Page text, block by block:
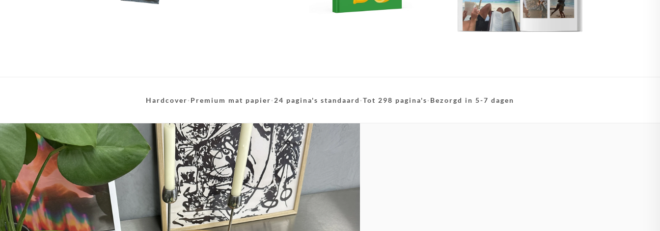
Hardcover· Premium mat papier· 24 pagina's standaard ·Tot 298 pagina's· Bezorgd in 5-7 dagen